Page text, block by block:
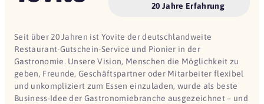
20 Jahre Erfahrung
Seit über 20 Jahren ist Yovite der deutschlandweite
Restaurant-Gutschein-Service und Pionier in der
Gastronomie. Unsere Vision, Menschen die Möglichkeit zu
geben, Freunde, Geschäftspartner oder Mitarbeiter flexibel
und unkompliziert zum Essen einzuladen, wurde als beste
Business-Idee der Gastronomiebranche ausgezeichnet – und